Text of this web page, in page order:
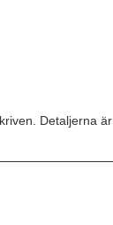
Detaljerna är